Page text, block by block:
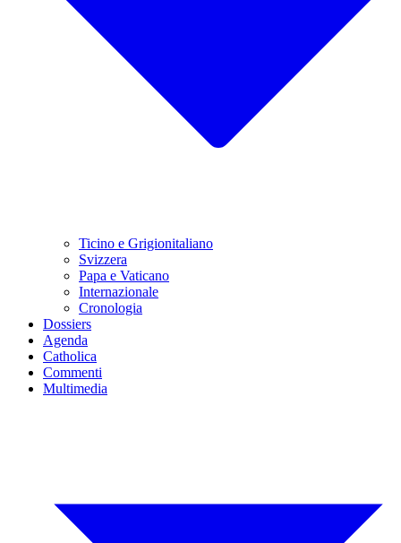
Ticino e Grigionitaliano
Svizzera
Papa e Vaticano
Internazionale
Cronologia
Dossiers
Agenda
Catholica
Commenti
Multimedia